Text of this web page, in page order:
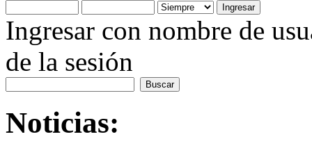
Ingresar con nombre de
de la sesión
Noticias: